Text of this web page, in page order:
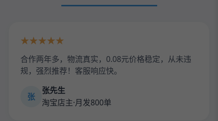
★★★★★
合作两年多，物流真实，0.08元价格稳定，从未违
规，强烈推荐！客服响应快。
张
张先生
淘宝店主·月发800单